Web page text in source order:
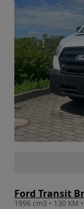
1996 cm3 • 130 KM